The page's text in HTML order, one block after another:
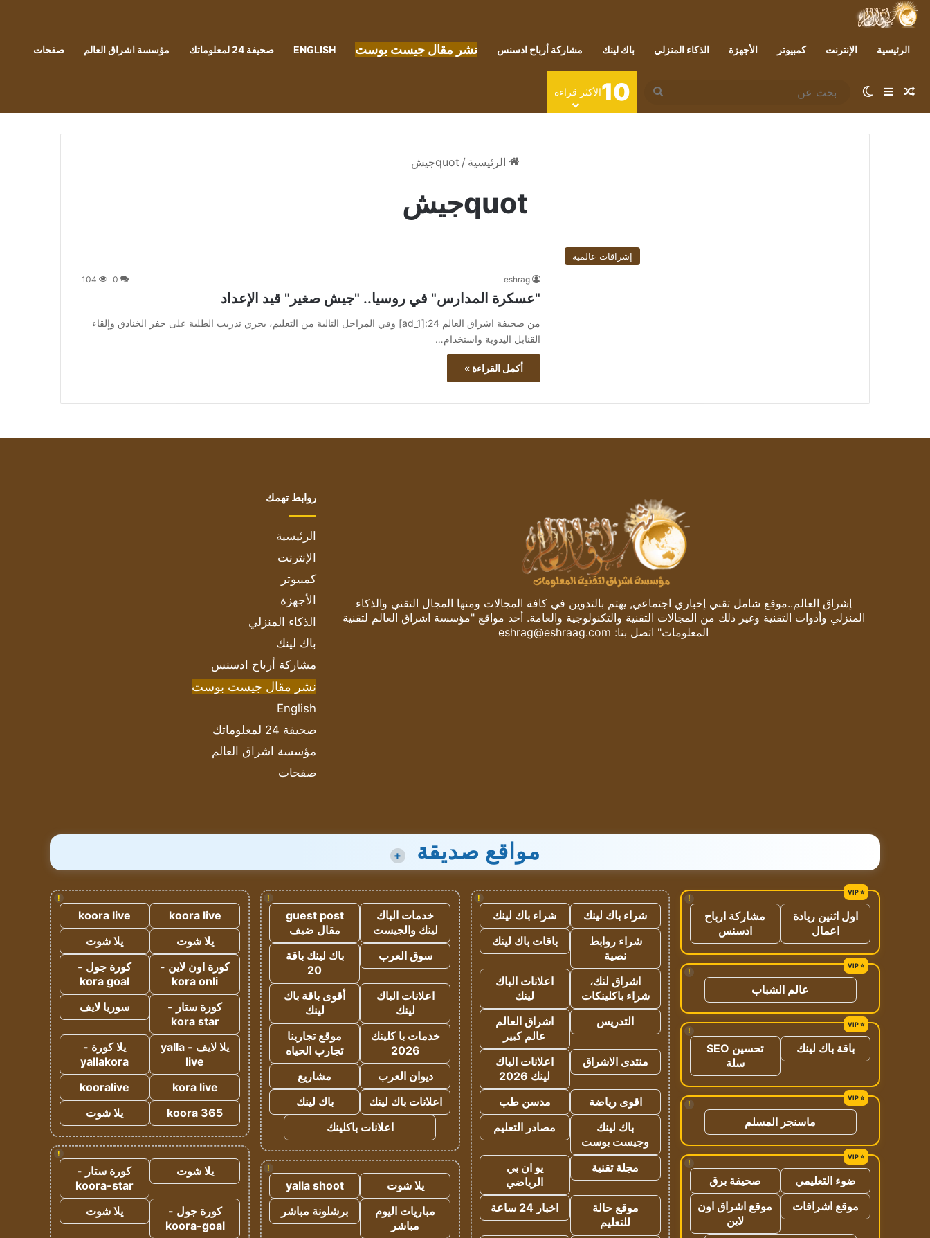
الرئيسية الإنترنت كمبيوتر الأجهزة الذكاء المنزلي باك لينك مشاركة أرباح ادسنس نشر مقال جيست بوست ENGLISH صحيفة 24 لمعلوماتك مؤسسة اشراق العالم صفحات
مقال عشوائي
إضافة عمود جانبي
الوضع المظلم
بحث
عن
10الأكثر قراءة
الرئيسية / quotجيش
quotجيش
إشراقات عالمية
eshrag
0
104
"عسكرة المدارس" في روسيا.. "جيش صغير" قيد الإعداد
من صحيفة اشراق العالم 24:[ad_1] وفي المراحل التالية من التعليم، يجري تدريب الطلبة على حفر الخنادق وإلقاء
القنابل اليدوية واستخدام…
أكمل القراءة »
إشراق العالم..موقع شامل تقني إخباري اجتماعي, يهتم بالتدوين في كافة المجالات ومنها المجال التقني والذكاء
المنزلي وأدوات التقنية وغير ذلك من المجالات التقنية والتكنولوجية والعامة. أحد مواقع "مؤسسة اشراق العالم لتقنية
المعلومات" اتصل بنا: eshrag@eshraag.com
روابط تهمك
الرئيسية
الإنترنت
كمبيوتر
الأجهزة
الذكاء المنزلي
باك لينك
مشاركة أرباح ادسنس
نشر مقال جيست بوست
English
صحيفة 24 لمعلوماتك
مؤسسة اشراق العالم
صفحات
مواقع صديقة +
!
اول اثنين ريادة
اعمال
مشاركة ارباح
ادسنس
!
عالم الشباب
!
باقة باك لينك
تحسين SEO
سلة
!
ماسنجر المسلم
!
ضوء التعليمي
صحيفة برق
موقع اشراقات
موقع اشراق اون
لاين
!
شراء باك لينك
شراء باك لينك
شراء روابط
نصية
باقات باك لينك
اشراق لنك،
شراء باكلينكات
اعلانات الباك
لينك
التدريس
اشراق العالم
عالم كبير
منتدى الاشراق
اعلانات الباك
لينك 2026
اقوى رياضة
مدسن طب
باك لينك
وجيست بوست
مصادر التعليم
مجلة تقنية
يو ان بي
الرياضي
موقع حالة
للتعليم
اخبار 24 ساعة
!
خدمات الباك
لينك والجيست
guest post
مقال ضيف
سوق العرب
باك لينك باقة
20
اعلانات الباك
لينك
أقوى باقة باك
لينك
خدمات با كلينك
2026
موقع تجاربنا
تجارب الحياه
ديوان العرب
مشاريع
اعلانات باك لينك
باك لينك
اعلانات باكلينك
!
يلا شوت
yalla shoot
مباريات اليوم
مباشر
برشلونة مباشر
!
koora live
koora live
يلا شوت
يلا شوت
كورة اون لاين -
kora onli
كورة جول -
kora goal
كورة ستار -
kora star
سوريا لايف
يلا لايف - yalla
live
يلا كورة -
yallakora
kora live
kooralive
koora 365
يلا شوت
!
يلا شوت
كورة ستار -
koora-star
كورة جول -
koora-goal
يلا شوت